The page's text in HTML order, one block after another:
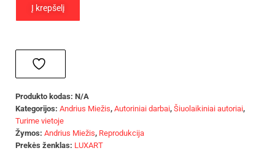
Į krepšelį
Produkto kodas: N/A
Kategorijos: Andrius Miežis, Autoriniai darbai, Šiuolaikiniai autoriai,
Turime vietoje
Žymos: Andrius Miežis, Reprodukcija
Prekės ženklas: LUXART